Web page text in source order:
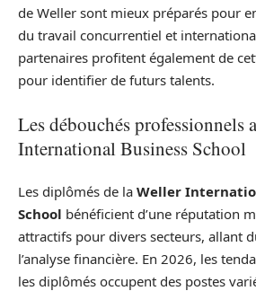
de Weller sont mieux préparés pour
du travail concurrentiel et
partenaires profitent également de
pour identifier de futurs talents.
Les débouchés professionnels
International Business School
Les diplômés de la Weller
School bénéficient d’une réputation
attractifs pour divers secteurs, allant
l’analyse financière. En 2026, les
les diplômés occupent des postes